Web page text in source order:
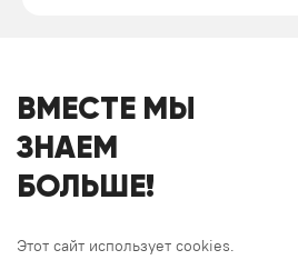
ВМЕСТЕ МЫ
ЗНАЕМ
БОЛЬШЕ!
Этот сайт использует cookies.